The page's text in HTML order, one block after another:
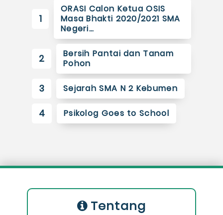
1
ORASI Calon Ketua OSIS
Masa Bhakti 2020/2021 SMA
Negeri…
2
Bersih Pantai dan Tanam
Pohon
3 Sejarah SMA N 2 Kebumen
4 Psikolog Goes to School
Tentang